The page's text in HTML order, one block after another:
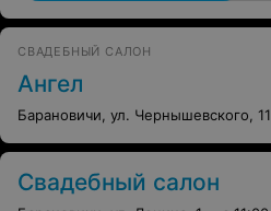
СВАДЕБНЫЙ САЛОН
Ангел
Барановичи, ул. Чернышевского, 11
Свадебный салон